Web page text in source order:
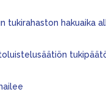
tukirahaston hakuaika